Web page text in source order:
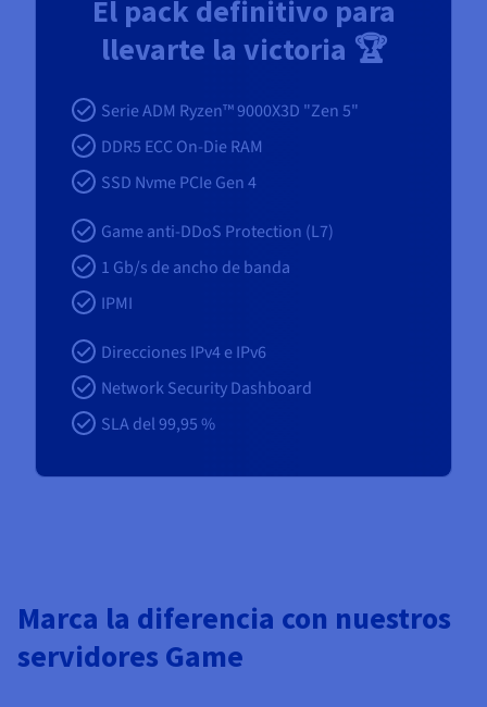
El pack definitivo para
llevarte la victoria 🏆
Serie ADM Ryzen™ 9000X3D "Zen 5"
DDR5 ECC On-Die RAM
SSD Nvme PCIe Gen 4
Game anti-DDoS Protection (L7)
1 Gb/s de ancho de banda
IPMI
Direcciones IPv4 e IPv6
Network Security Dashboard
SLA del 99,95 %
Marca la diferencia con nuestros
servidores Game